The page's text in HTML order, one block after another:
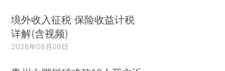
境外收入征税 保险收益计税
详解(含视频)
2026年08月08日